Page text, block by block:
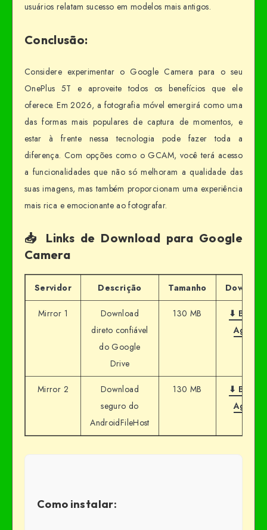
usuários relatam sucesso em modelos mais antigos.
Conclusão:
Considere experimentar o Google Camera para o seu
OnePlus 5T e aproveite todos os benefícios que ele
oferece. Em 2026, a fotografia móvel emergirá como uma
das formas mais populares de captura de momentos, e
estar à frente nessa tecnologia pode fazer toda a
diferença. Com opções como o GCAM, você terá acesso
a funcionalidades que não só melhoram a qualidade das
suas imagens, mas também proporcionam uma experiência
mais rica e emocionante ao fotografar.
📥 Links de Download para Google
Camera
Servidor Descrição Tamanho
Mirror 1
Download
direto confiável
do Google
Drive
130 MB
⬇ Baixar
Agora
Mirror 2
Download
seguro do
AndroidFileHost
130 MB
⬇ Baixar
Agora
Como instalar: